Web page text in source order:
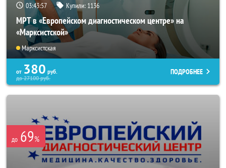
03:43:56 Купили: 1136
МРТ в «Европейском диагностическом центре» на
«Марксистской»
Марксистская
от 380 руб.
до27100руб.
ПОДРОБНЕЕ
до 69%